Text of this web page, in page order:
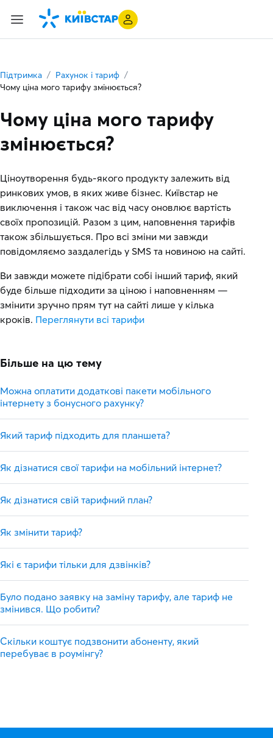
Підтримка
Рахунок і тариф
Чому ціна мого тарифу змінюється?
Чому ціна мого тарифу
змінюється?
Ціноутворення будь-якого продукту залежить від
ринкових умов, в яких живе бізнес. Київстар не
виключення і також час від часу оновлює вартість
своїх пропозицій. Разом з цим, наповнення тарифів
також збільшується. Про всі зміни ми завжди
повідомляємо заздалегідь у SMS та новиною на сайті.
Ви завжди можете підібрати собі інший тариф, який
буде більше підходити за ціною і наповненням —
змінити зручно прям тут на сайті лише у кілька
кроків. Переглянути всі тарифи
Більше на цю тему
Можна оплатити додаткові пакети мобільного
інтернету з бонусного рахунку?
Який тариф підходить для планшета?
Як дізнатися свої тарифи на мобільний інтернет?
Як дізнатися свій тарифний план?
Як змінити тариф?
Які є тарифи тільки для дзвінків?
Було подано заявку на заміну тарифу, але тариф не
змінився. Що робити?
Скільки коштує подзвонити абоненту, який
перебуває в роумінгу?